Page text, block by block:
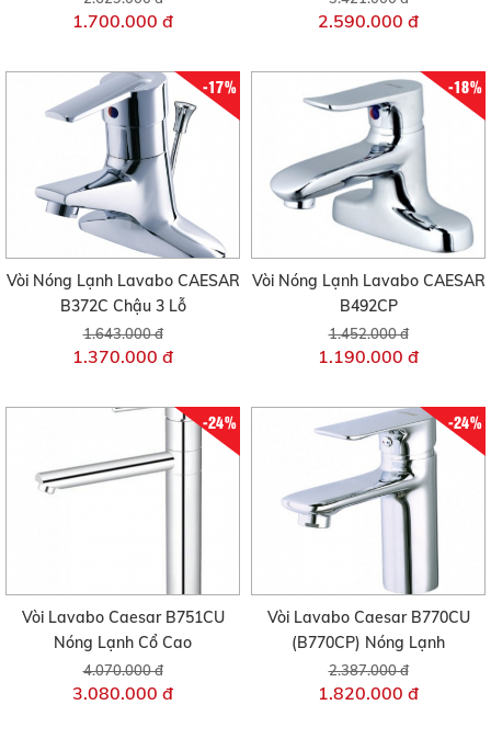
1.700.000 đ 2.590.000 đ
-17%
Vòi Nóng Lạnh Lavabo CAESAR
B372C Chậu 3 Lỗ
1.643.000 đ
1.370.000 đ
-18%
Vòi Nóng Lạnh Lavabo CAESAR
B492CP
1.452.000 đ
1.190.000 đ
-24%
Vòi Lavabo Caesar B751CU
Nóng Lạnh Cổ Cao
4.070.000 đ
3.080.000 đ
-24%
Vòi Lavabo Caesar B770CU
(B770CP) Nóng Lạnh
2.387.000 đ
1.820.000 đ